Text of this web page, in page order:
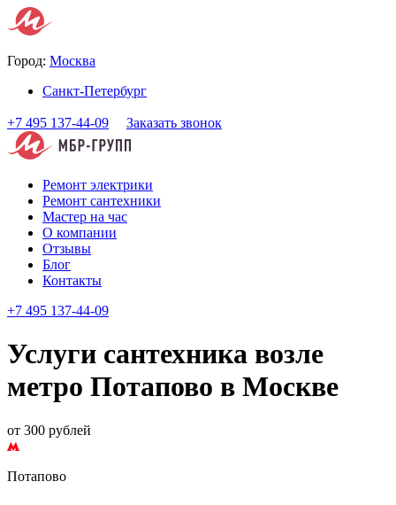
Город: Москва
Санкт-Петербург
+7 495 137-44-09 Заказать звонок
Ремонт электрики
Ремонт сантехники
Мастер на час
О компании
Отзывы
Блог
Контакты
+7 495 137-44-09
Услуги сантехника возле
метро Потапово в Москве
от 300 рублей
Потапово